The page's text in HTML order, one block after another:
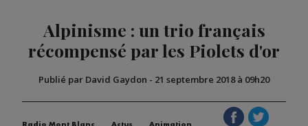
Alpinisme : un trio français
récompensé par les Piolets d'or
Publié par David Gaydon - 21 septembre 2018 à 09h20